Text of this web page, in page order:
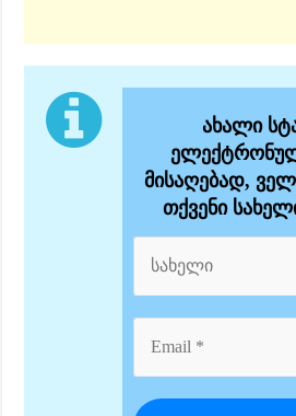
ახალი
მისაღებად,
თქვენი